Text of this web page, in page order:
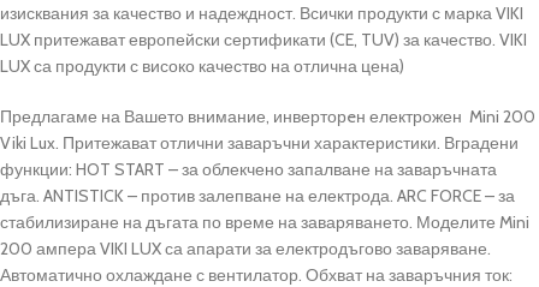
изисквания за качество и надеждност. Всички продукти с марка VIKI
LUX притежават европейски сертификати (CE, TUV) за качество. VIKI
LUX са продукти с високо качество на отлична цена)
Предлагаме на Вашето внимание, инверторeн електрожен Mini 200
Viki Lux. Притежават отлични заваръчни характеристики. Вградени
функции: HOT START – за облекчено запалване на заваръчната
дъга. ANTISTICK – против залепване на електрода. ARC FORCE – за
стабилизиране на дъгата по време на заваряването. Моделите Mini
200 ампера VIKI LUX са апарати за електродъгово заваряване.
Автоматично охлаждане с вентилатор. Обхват на заваръчния ток: